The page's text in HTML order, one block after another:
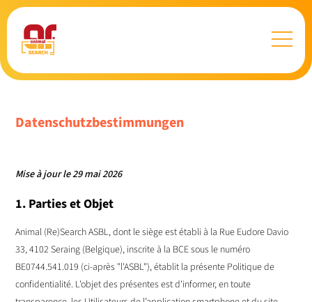
Datenschutzbestimmungen
Mise à jour le 29 mai 2026
1. Parties et Objet
Animal (Re)Search ASBL, dont le siège est établi à la Rue Eudore Davio
33, 4102 Seraing (Belgique), inscrite à la BCE sous le numéro
BE0744.541.019 (ci-après "l'ASBL"), établit la présente Politique de
confidentialité. L'objet des présentes est d'informer, en toute